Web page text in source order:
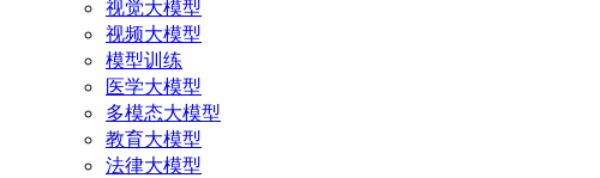
视觉大模型
视频大模型
模型训练
医学大模型
多模态大模型
教育大模型
法律大模型